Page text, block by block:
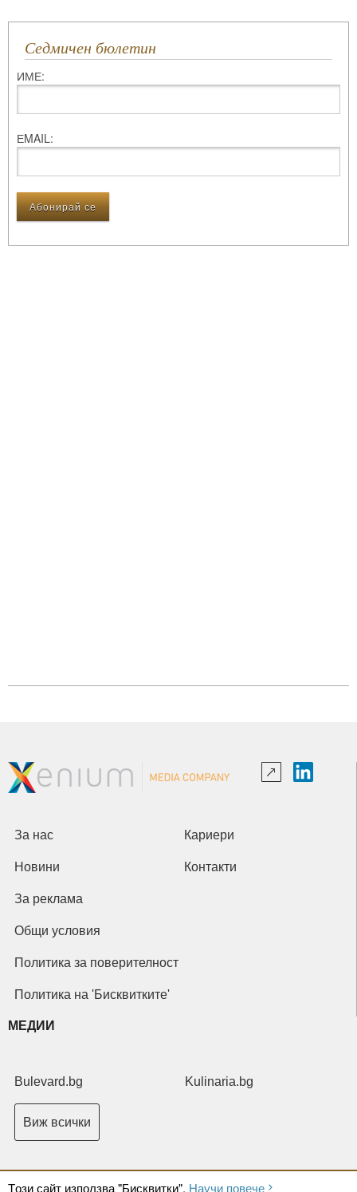
Седмичен бюлетин
ИМЕ:
ЕMAIL:
Tози сайт използва "Бисквитки". Научи повече
За нас Кариери
Новини Контакти
За реклама
Общи условия
Политика за поверителност
Политика на 'Бисквитките'
МЕДИИ
Bulevard.bg Kulinaria.bg
Виж всички